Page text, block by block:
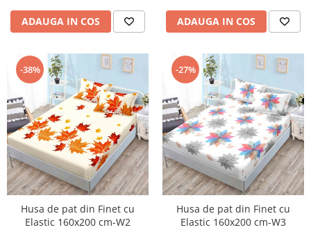
ADAUGA IN COS ADAUGA IN COS
-38%
Husa de pat din Finet cu
Elastic 160x200 cm-W2
-27%
Husa de pat din Finet cu
Elastic 160x200 cm-W3